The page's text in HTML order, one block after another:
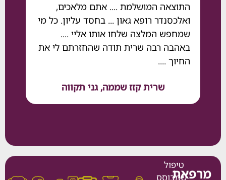
התוצאה המושלמת .... אתם מלאכים,
ואלכסנדר רופא גאון ... בחסד עליון. כל מי
שמחפש המלצה שלחו אותו אליי ....
באהבה רבה שרית תודה שהחזרתם לי את
שרית קזז שממה, גני תקווה
טיפול
שמבוסס